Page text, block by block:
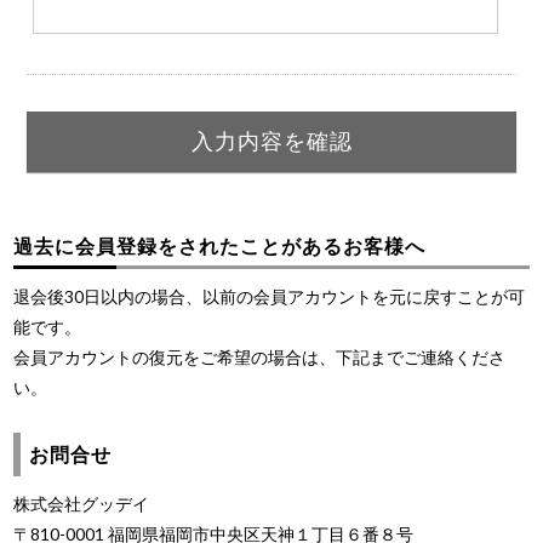
過去に会員登録をされたことがあるお客様へ
退会後30日以内の場合、以前の会員アカウントを元に戻すことが可
能です。
会員アカウントの復元をご希望の場合は、下記までご連絡くださ
い。
お問合せ
株式会社グッデイ
〒810-0001 福岡県福岡市中央区天神１丁目６番８号